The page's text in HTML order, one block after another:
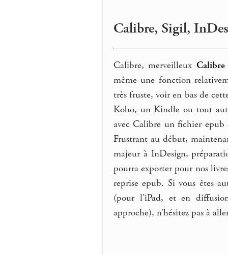
Calibre, Sigil,
Calibre, merveilleux Calibre
même une fonction
très fruste, voir en bas de
Kobo, un Kindle ou tout
avec Calibre un fichier epub
Frustrant au début,
majeur à InDesign,
pourra exporter pour nos
reprise epub. Si vous êtes
(pour l’iPad, et en
approche), n’hésitez pas à